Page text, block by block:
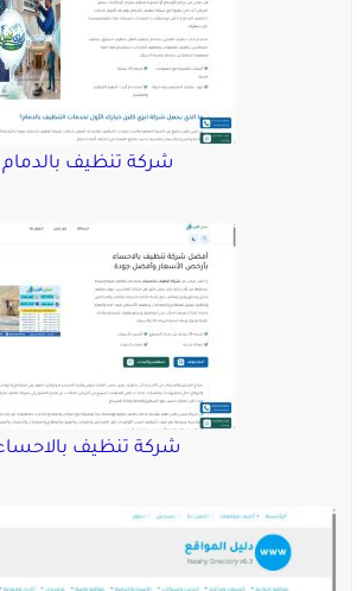
شركة تنظيف بالدمام
شركة تنظيف بالاحساء